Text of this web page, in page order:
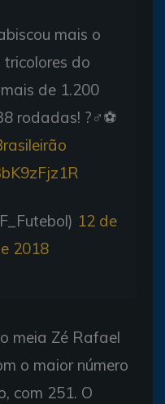
mais o
do
de 1.200
rodadas! ?‍♂️⚽️
12 de
2018
meia Zé Rafael
o maior número
com 251. O